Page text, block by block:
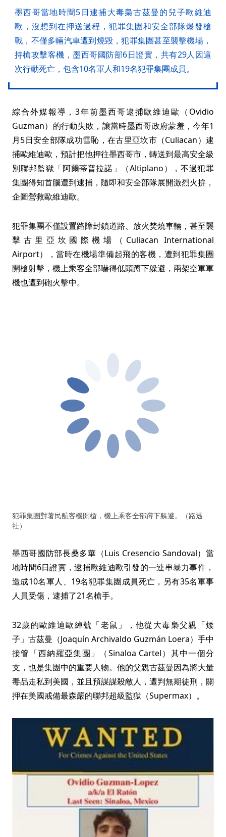
墨西哥當地時間5日逮捕大毒梟古茲曼的兒子歐維迪
歐，沒想到在押送過程，犯罪集團和安全部隊爆發槍
戰，不僅多輛汽車遭到燒毀，犯罪集團甚至襲擊機場，
持槍攻擊客機，墨西哥國防部6日證實，共有29人因這
次行動死亡，包含10名軍人和19名犯罪集團成員。
綜合外媒報導，3年前墨西哥逮捕歐維迪歐（Ovidio
Guzman）的行動失敗，讓當時墨西哥政府蒙羞，今年1
月5日安全部隊成功雪恥，在古里亞坎市（Culiacan）逮
捕歐維迪歐，預計把他押往墨西哥市，轉送到最高安全級
別聯邦監獄「阿爾蒂普拉諾」（Altiplano），不過犯罪
集團得知首腦遭到逮捕，隨即和安全部隊展開激烈火拚，
企圖營救歐維迪歐。
犯罪集團不僅設置路障封鎖道路、放火焚燒車輛，甚至襲
擊古里亞坎國際機場（Culiacan International
Airport），當時在機場準備起飛的客機，遭到犯罪集團
開槍射擊，機上乘客全部嚇得低頭蹲下躲避，兩架空軍軍
機也遭到砲火擊中。
犯罪集團對著民航客機開槍，機上乘客全部蹲下躲避。（路透
社）
墨西哥國防部長桑多華（Luis Cresencio Sandoval）當
地時間6日證實，逮捕歐維迪歐引發的一連串暴力事件，
造成10名軍人、19名犯罪集團成員死亡，另有35名軍事
人員受傷，逮捕了21名槍手。
32歲的歐維迪歐綽號「老鼠」，他從大毒梟父親「矮
子」古茲曼（Joaquín Archivaldo Guzmán Loera）手中
接管「西納羅亞集團」（Sinaloa Cartel）其中一個分
支，也是集團中的重要人物。他的父親古茲曼因為將大量
毒品走私到美國，並且預謀謀殺敵人，遭判無期徒刑，關
押在美國戒備最森嚴的聯邦超級監獄（Supermax）。